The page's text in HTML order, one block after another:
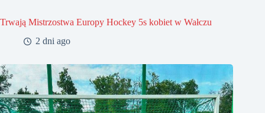
Trwają Mistrzostwa Europy Hockey 5s kobiet w Wałczu
2 dni ago